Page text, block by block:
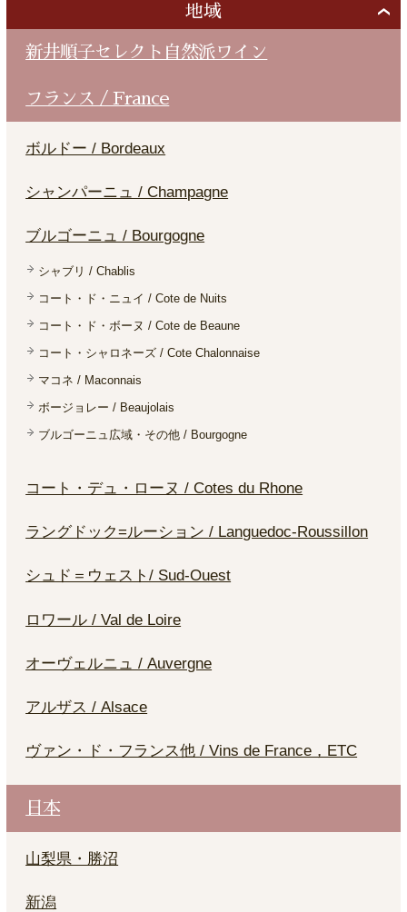
地域
新井順子セレクト自然派ワイン
フランス / France
ボルドー / Bordeaux
シャンパーニュ / Champagne
ブルゴーニュ / Bourgogne
シャブリ / Chablis
コート・ド・ニュイ / Cote de Nuits
コート・ド・ボーヌ / Cote de Beaune
コート・シャロネーズ / Cote Chalonnaise
マコネ / Maconnais
ボージョレー / Beaujolais
ブルゴーニュ広域・その他 / Bourgogne
コート・デュ・ローヌ / Cotes du Rhone
ラングドック=ルーション / Languedoc-Roussillon
シュド＝ウェスト/ Sud-Ouest
ロワール / Val de Loire
オーヴェルニュ / Auvergne
アルザス / Alsace
ヴァン・ド・フランス他 / Vins de France，ETC
日本
山梨県・勝沼
新潟